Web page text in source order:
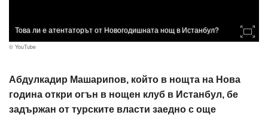
Това ли е атентаторът от Новогодишната нощ в Истанбул?
© YouTube
Абдулкадир Машарипов, който в нощта на Нова
година откри огън в нощен клуб в Истанбул, бе
задържан от турските власти заедно с още